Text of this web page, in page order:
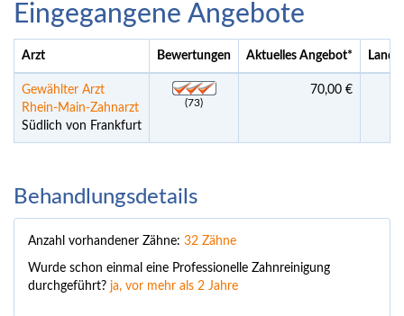
Eingegangene Angebote
Arzt Bewertungen Aktuelles Angebot* Land
Gewählter Arzt
Rhein-Main-Zahnarzt
Südlich von Frankfurt
(73)
70,00 €
Behandlungsdetails
Anzahl vorhandener Zähne: 32 Zähne
Wurde schon einmal eine Professionelle Zahnreinigung
durchgeführt? ja, vor mehr als 2 Jahre